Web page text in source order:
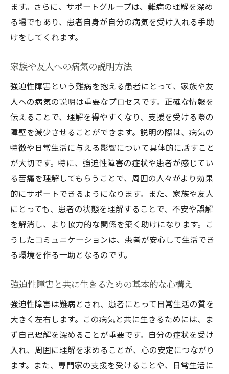
ます。さらに、サポートグループは、難病の理解を深め
る場でもあり、患者自身が自分の病気を受け入れる手助
けをしてくれます。
家族や友人への病気の説明方法
強迫性障害という難病を抱える患者にとって、家族や友
人への病気の説明は重要なプロセスです。正確な情報を
伝えることで、理解を得やすくなり、支援を受ける際の
障壁を減少させることができます。説明の際は、病気の
特徴や日常生活に与える影響について具体的に話すこと
が大切です。特に、強迫性障害の症状や患者が感じてい
る苦痛を理解してもらうことで、周囲の人々がより効果
的にサポートできるようになります。また、家族や友人
にとっても、患者の状態を理解することで、不安や誤解
を解消し、より協力的な関係を築く助けになります。こ
うしたコミュニケーションは、患者が安心して生活でき
る環境を作る一助となるのです。
強迫性障害と共に生きるための基本的な心構え
強迫性障害は難病とされ、患者にとって日常生活の質を
大きく左右します。この病気と共に生きるためには、ま
ず自己理解を深めることが重要です。自分の症状を受け
入れ、周囲に理解を求めることが、心の安定につながり
ます。また、専門家の支援を受けることや、日常生活に